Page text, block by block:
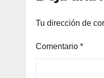
Tu dirección de
Comentario *